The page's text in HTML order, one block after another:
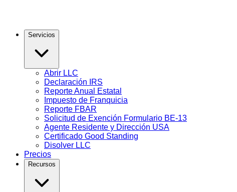
Servicios
Abrir LLC
Declaración IRS
Reporte Anual Estatal
Impuesto de Franquicia
Reporte FBAR
Solicitud de Exención Formulario BE-13
Agente Residente y Dirección USA
Certificado Good Standing
Disolver LLC
Precios
Recursos